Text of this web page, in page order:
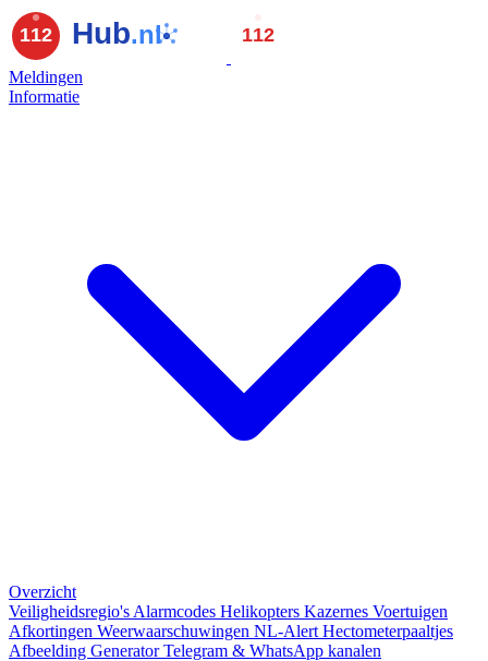
Meldingen
Informatie
Overzicht
Veiligheidsregio's Alarmcodes Helikopters Kazernes Voertuigen
Afkortingen Weerwaarschuwingen NL-Alert Hectometerpaaltjes
Afbeelding GeneratorTelegram & WhatsApp kanalen